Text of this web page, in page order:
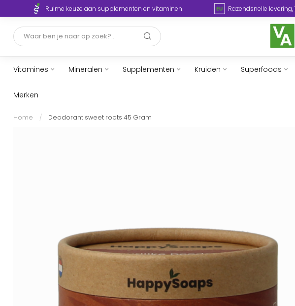
Ruime keuze aan supplementen en vitaminen Razendsnelle
Vitamines Mineralen Supplementen Kruiden Superfoods
Merken
Home / Deodorant sweet roots 45 Gram